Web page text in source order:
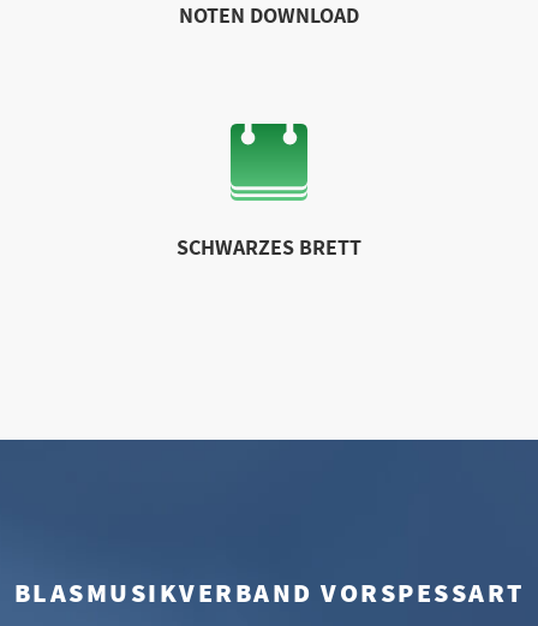
NOTEN DOWNLOAD
SCHWARZES BRETT
BLASMUSIKVERBAND VORSPESSART